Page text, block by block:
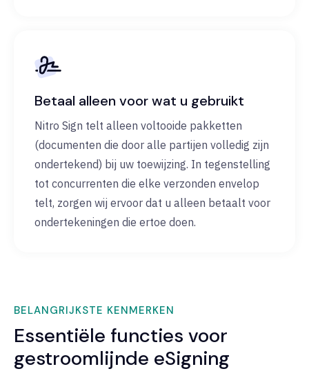
Betaal alleen voor wat u gebruikt
Nitro Sign telt alleen voltooide pakketten
(documenten die door alle partijen volledig zijn
ondertekend) bij uw toewijzing. In tegenstelling
tot concurrenten die elke verzonden envelop
telt, zorgen wij ervoor dat u alleen betaalt voor
ondertekeningen die ertoe doen.
BELANGRIJKSTE KENMERKEN
Essentiële functies voor
gestroomlijnde eSigning